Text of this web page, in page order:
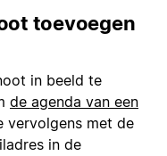
toevoegen
in beeld te
de agenda van een
vervolgens met de
in de